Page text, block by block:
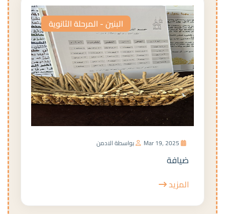
البنين - المرحلة الثانوية
بواسطة الادمن
ضيافة
المزيد